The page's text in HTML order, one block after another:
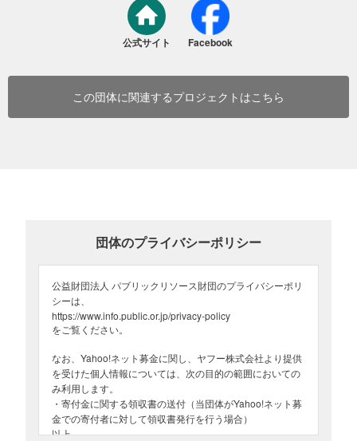
公式サイト Facebook
この団体に関連するプロジェクトはこちら
団体のプライバシーポリシー
公益財団法人 パブリックリソース財団のプライバシーポリ
シーは、
https://www.info.public.or.jp/privacy-policy
をご覧ください。
なお、Yahoo!ネット募金に関し、ヤフー株式会社より提供
を受けた個人情報については、次の目的の範囲においての
み利用します。
・寄付金に関する領収書の送付（当団体がYahoo!ネット募
金での寄付者に対して領収書発行を行う場合）
以上